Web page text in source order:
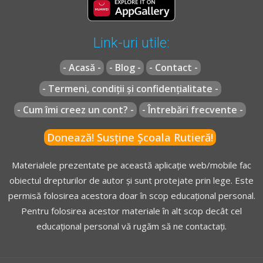
prevăzută în clasa a II-a de sancțiuni.
Răspunsul corect este: B
Recomandări:
Conducerea agresivă - Lecție Audio-Video -->Codul Rutier
- Obligații, interdicții și conducerea agresivă
Manevra de depășire și locurile în care este interzisă depășirea
- Lecție Audio-Video -->Codul Rutier - Depășirea
Prin comportament agresiv se înțelege efectuarea, pe
dintre următoarele manevre:
pornirea vehiculului de pe loc prin patinarea excesivă,
în gol, a roților motoare;
[...]
OUG* - Articolul 45
(1)Circulația pe drumurile publice se desfășoară în
conformitate cu regulile de circulație și cu respectarea
Link-uri utile:
- Acasă - - Blog -
- Contact -
- Termeni, condiții și confidențialitate -
- Cum îmi creez un cont? -
- Întrebări frecvente -
Donează! Susține Școala Rutieră!
Materialele prezentate pe această aplicație web/mobile fac
obiectul drepturilor de autor și sunt protejate prin lege. Este
permisă folosirea acestora doar în scop educațional personal.
Pentru folosirea acestor materiale în alt scop decât cel
educațional personal vă rugăm să ne contactați.